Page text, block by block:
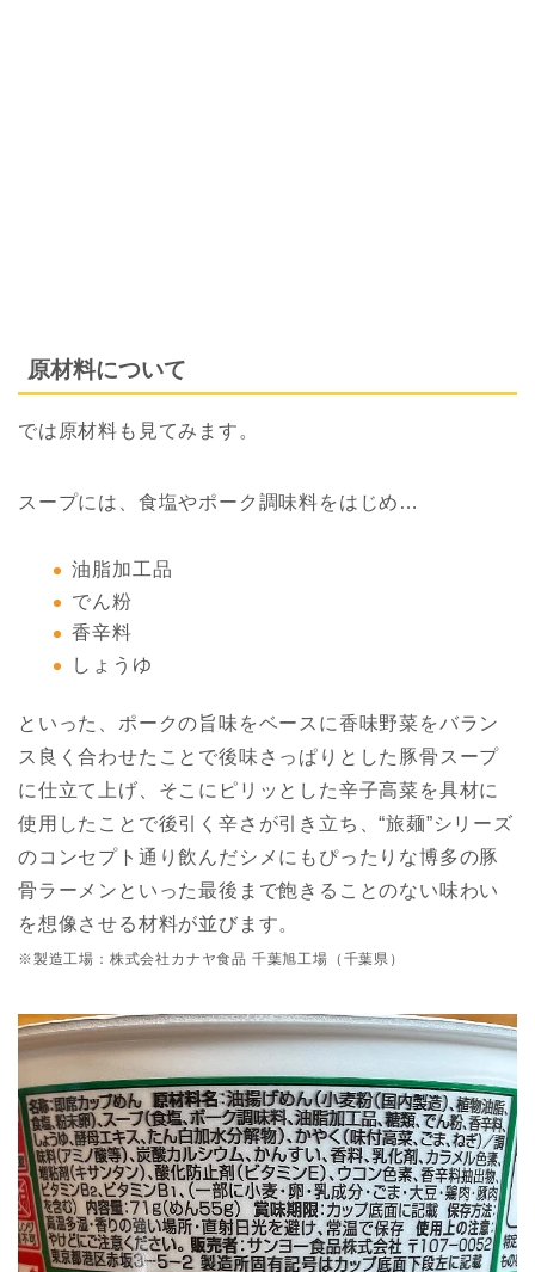
原材料について
では原材料も見てみます。
スープには、食塩やポーク調味料をはじめ…
油脂加工品
でん粉
香辛料
しょうゆ
といった、ポークの旨味をベースに香味野菜をバラン
ス良く合わせたことで後味さっぱりとした豚骨スープ
に仕立て上げ、そこにピリッとした辛子高菜を具材に
使用したことで後引く辛さが引き立ち、“旅麺”シリーズ
のコンセプト通り飲んだシメにもぴったりな博多の豚
骨ラーメンといった最後まで飽きることのない味わい
を想像させる材料が並びます。
※製造工場：株式会社カナヤ食品 千葉旭工場（千葉県）